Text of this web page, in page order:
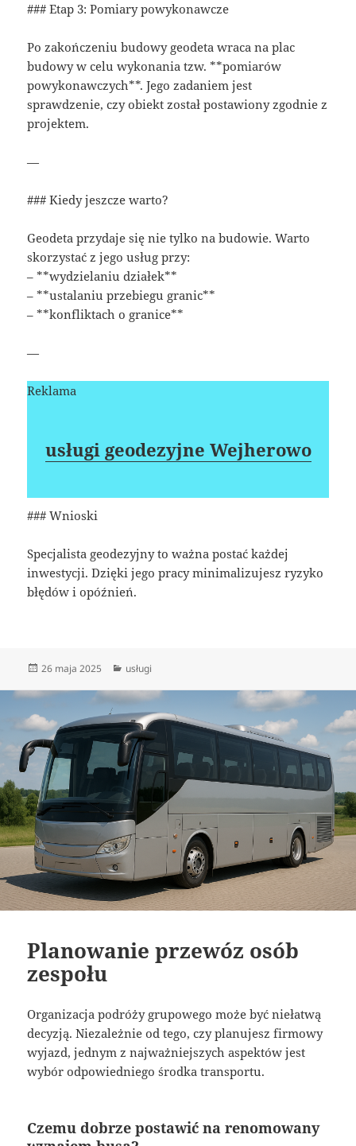
### Etap 3: Pomiary powykonawcze
Po zakończeniu budowy geodeta wraca na plac
budowy w celu wykonania tzw. **pomiarów
powykonawczych**. Jego zadaniem jest
sprawdzenie, czy obiekt został postawiony zgodnie z
projektem.
—
### Kiedy jeszcze warto?
Geodeta przydaje się nie tylko na budowie. Warto
skorzystać z jego usług przy:
– **wydzielaniu działek**
– **ustalaniu przebiegu granic**
– **konfliktach o granice**
—
Reklama
usługi geodezyjne Wejherowo
### Wnioski
Specjalista geodezyjny to ważna postać każdej
inwestycji. Dzięki jego pracy minimalizujesz ryzyko
błędów i opóźnień.
Data
26 maja 2025 Kategorie
usługi
Planowanie przewóz osób
zespołu
Organizacja podróży grupowego może być niełatwą
decyzją. Niezależnie od tego, czy planujesz firmowy
wyjazd, jednym z najważniejszych aspektów jest
wybór odpowiedniego środka transportu.
Czemu dobrze postawić na renomowany